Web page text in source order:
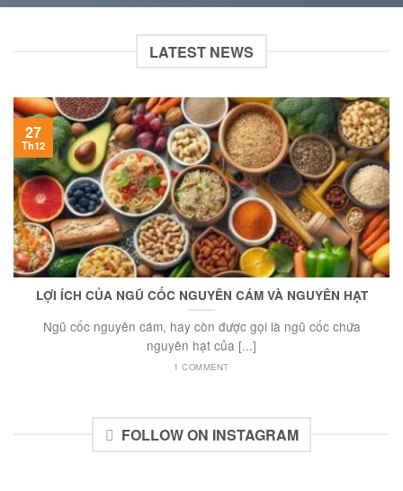
LATEST NEWS
LỢI ÍCH CỦA NGŨ CỐC NGUYÊN CÁM VÀ NGUYÊN HẠT
Ngũ cốc nguyên cám, hay còn được gọi là ngũ cốc chứa
nguyên hạt của [...]
1 COMMENT
27
Th12
FOLLOW ON INSTAGRAM